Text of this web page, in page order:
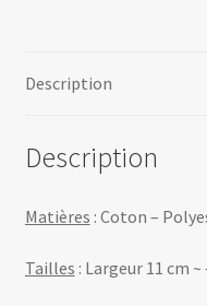
Description
Description
Matières : Coton –
Tailles : Largeur 11 cm